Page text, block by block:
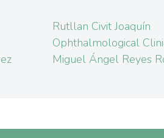
Rutllan Civit Joaquín
Ophthalmological
Miguel Ángel Reyes